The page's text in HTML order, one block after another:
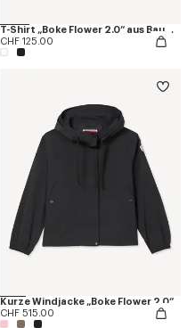
T-Shirt „Boke Flower 2.0“ aus Baumwolle
CHF 125.00
Kurze Windjacke „Boke Flower 2.0“
CHF 515.00